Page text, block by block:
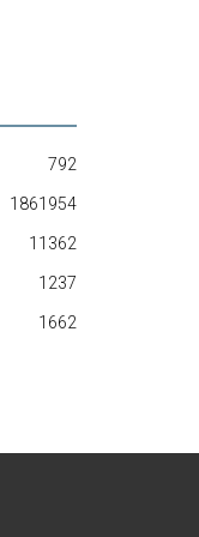
792
1861954
11362
1237
1662